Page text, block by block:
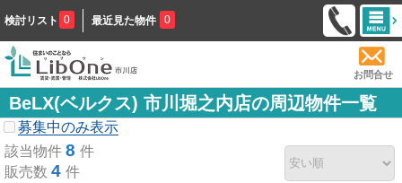
検討リスト 0 最近見た物件 0
お問合せ
BeLX(ベルクス) 市川堀之内店の周辺物件一覧
募集中のみ表示
該当物件 8 件
販売数 4 件